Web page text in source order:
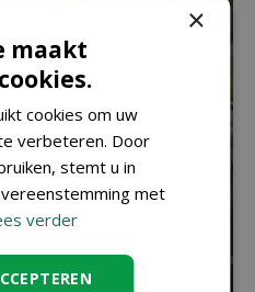
×
maakt
cookies om uw
verbeteren. Door
stemt u in
met
verder